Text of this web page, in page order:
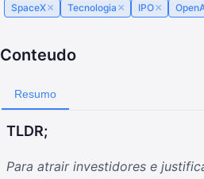
SpaceX× Tecnologia × IPO×
Conteudo
Resumo
TLDR;
Para atrair investidores e